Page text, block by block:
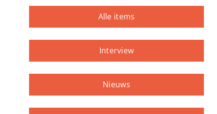
Alle items
Interview
Nieuws